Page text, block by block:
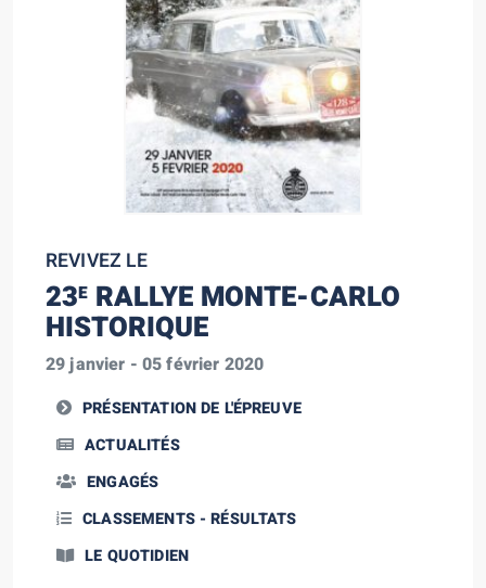
REVIVEZ LE
23E RALLYE MONTE-CARLO
HISTORIQUE
29 janvier - 05 février 2020
PRÉSENTATION DE L'ÉPREUVE
ACTUALITÉS
ENGAGÉS
CLASSEMENTS - RÉSULTATS
LE QUOTIDIEN